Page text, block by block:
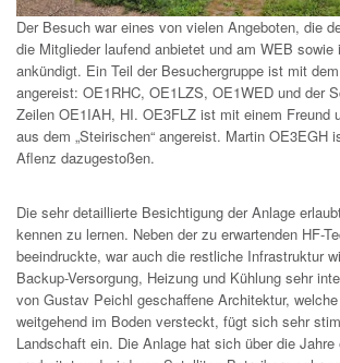
Der Besuch war eines von vielen Angeboten, die
die Mitglieder laufend anbietet und am WEB sowie
ankündigt. Ein Teil der Besuchergruppe ist mit
angereist: OE1RHC, OE1LZS, OE1WED und der
Zeilen OE1IAH, HI. OE3FLZ ist mit einem Freund
aus dem „Steirischen“ angereist. Martin OE3EGH
Aflenz dazugestoßen.
Die sehr detaillierte Besichtigung der Anlage
kennen zu lernen. Neben der zu erwartenden HF-
beeindruckte, war auch die restliche Infrastruktur
Backup-Versorgung, Heizung und Kühlung sehr
von Gustav Peichl geschaffene Architektur,
weitgehend im Boden versteckt, fügt sich sehr
Landschaft ein. Die Anlage hat sich über die Jahre